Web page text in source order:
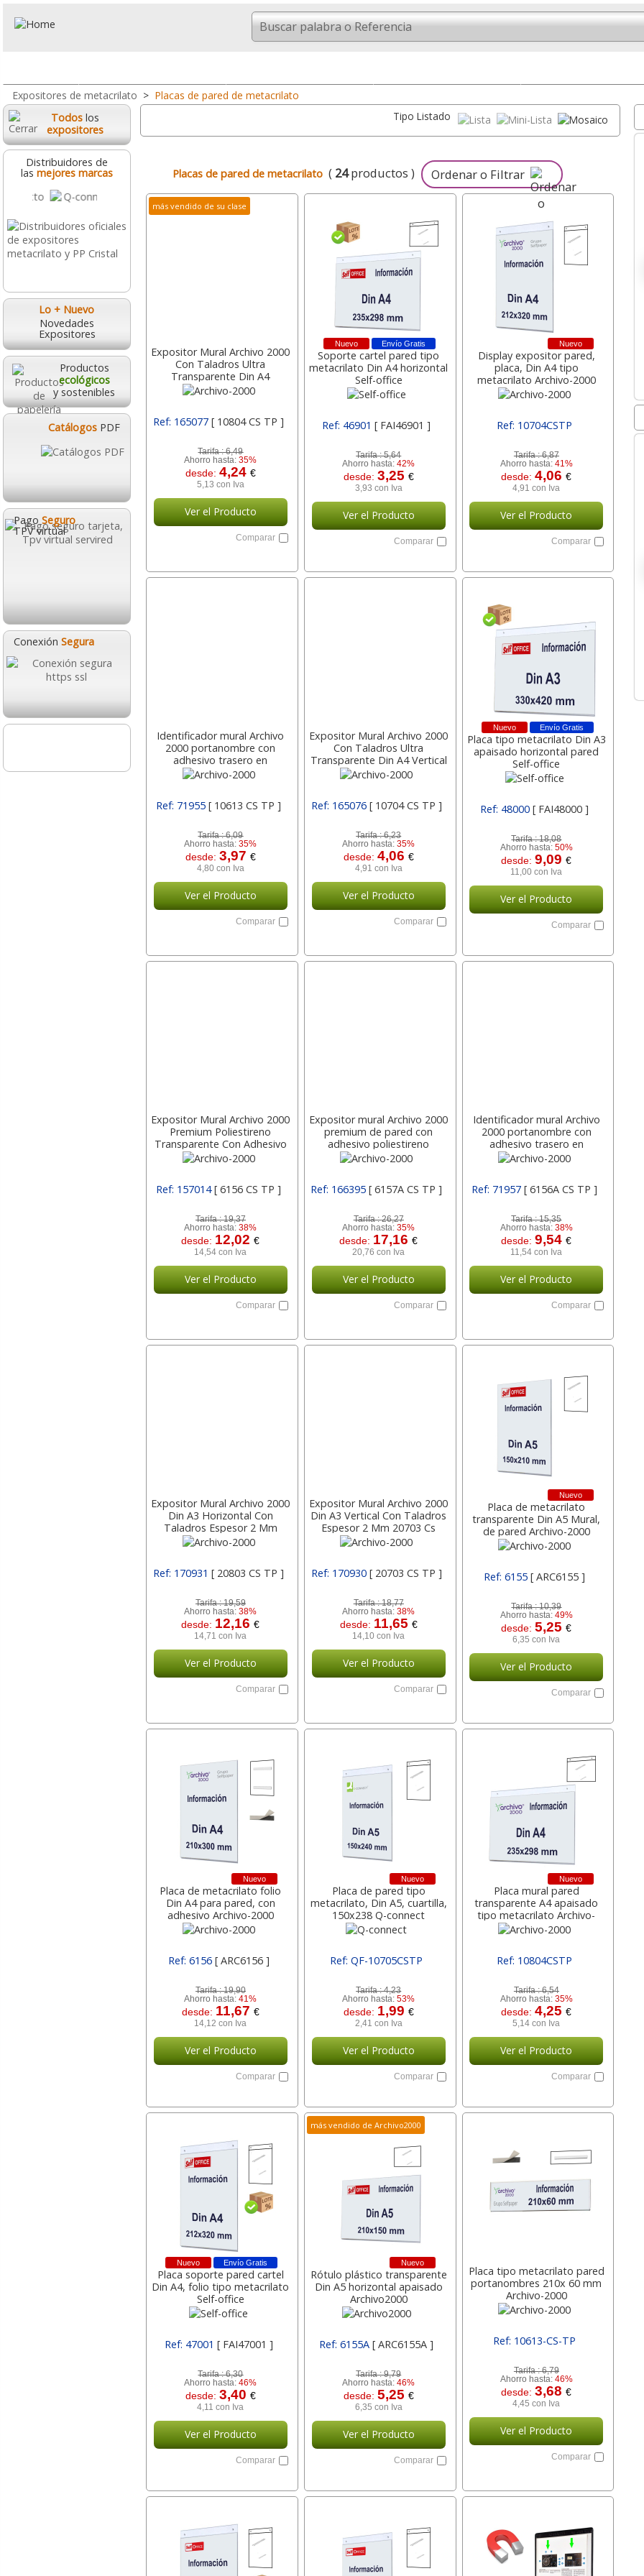
Expositores de metacrilato > Placas de pared de metacrilato
Todos los
expositores
Distribuidores de
las mejores marcas
Lo + Nuevo
Novedades
Expositores
Productos
ecológicos
y sostenibles
Catálogos PDF
Pago Seguro
TPV virtual
Conexión Segura
Tipo Listado
Placas de pared de metacrilato ( 24productos ) Ordenar o Filtrar
más vendido de su clase
Expositor Mural Archivo 2000
Con Taladros Ultra
Transparente Din A4
Horizontal 300x235 10804 Cs
Ref: 165077[ 10804 CS TP ]
Tarifa :6,49
Ahorro hasta:35%
desde: 4,24 €
5,13 con Iva
Ver el Producto
Comparar
Envío Gratis
Nuevo
Soporte cartel pared tipo
metacrilato Din A4 horizontal
Self-office
Ref: 46901[ FAI46901 ]
Tarifa :5,64
Ahorro hasta:42%
desde: 3,25 €
3,93 con Iva
Ver el Producto
Comparar
Nuevo
Display expositor pared,
placa, Din A4 tipo
metacrilato Archivo-2000
Ref: 10704CSTP
Tarifa :6,87
Ahorro hasta: 41%
desde:4,06€
4,91 con Iva
Ver el Producto
Comparar
Identificador mural Archivo
2000 portanombre con
adhesivo trasero en
poliestireno transparente
Ref: 71955[ 10613 CS TP ]
Tarifa :6,09
Ahorro hasta:35%
desde: 3,97 €
4,80 con Iva
Ver el Producto
Comparar
Expositor Mural Archivo 2000
Con Taladros Ultra
Transparente Din A4 Vertical
210x320 10704 Cs Archivo-
Ref: 165076 [ 10704 CS TP ]
Tarifa :6,23
Ahorro hasta:35%
desde: 4,06 €
4,91 con Iva
Ver el Producto
Comparar
Envío Gratis
Nuevo
Placa tipo metacrilato Din A3
apaisado horizontal pared
Self-office
Ref: 48000[ FAI48000 ]
Tarifa :18,08
Ahorro hasta: 50%
desde:9,09€
11,00 con Iva
Ver el Producto
Comparar
Expositor Mural Archivo 2000
Premium Poliestireno
Transparente Con Adhesivo
Din A4 Vertical 6156 Cs
Ref: 157014[ 6156 CS TP ]
Tarifa :19,37
Ahorro hasta:38%
desde: 12,02€
14,54 con Iva
Ver el Producto
Comparar
Expositor mural Archivo 2000
premium de pared con
adhesivo poliestireno
transparente Din 6157A CS
Ref: 166395[ 6157A CS TP ]
Tarifa :26,27
Ahorro hasta:35%
desde: 17,16€
20,76 con Iva
Ver el Producto
Comparar
Identificador mural Archivo
2000 portanombre con
adhesivo trasero en
poliestireno transparente
Ref: 71957[ 6156A CS TP ]
Tarifa :15,35
Ahorro hasta: 38%
desde:9,54€
11,54 con Iva
Ver el Producto
Comparar
Expositor Mural Archivo 2000
Din A3 Horizontal Con
Taladros Espesor 2 Mm
20803 Cs Archivo-2000
Ref: 170931[ 20803 CS TP ]
Tarifa :19,59
Ahorro hasta:38%
desde: 12,16€
14,71 con Iva
Ver el Producto
Comparar
Expositor Mural Archivo 2000
Din A3 Vertical Con Taladros
Espesor 2 Mm 20703 Cs
Archivo-2000
Ref: 170930 [ 20703 CS TP ]
Tarifa :18,77
Ahorro hasta:38%
desde: 11,65 €
14,10 con Iva
Ver el Producto
Comparar
Nuevo
Placa de metacrilato
transparente Din A5 Mural,
de pared Archivo-2000
Ref: 6155[ ARC6155 ]
Tarifa :10,39
Ahorro hasta: 49%
desde:5,25€
6,35 con Iva
Ver el Producto
Comparar
Nuevo
Placa de metacrilato folio
Din A4 para pared, con
adhesivo Archivo-2000
Ref: 6156 [ ARC6156 ]
Tarifa :19,90
Ahorro hasta:41%
desde: 11,67 €
14,12 con Iva
Ver el Producto
Comparar
Nuevo
Placa de pared tipo
metacrilato, Din A5, cuartilla,
150x238 Q-connect
Ref: QF-10705CSTP
Tarifa :4,23
Ahorro hasta:53%
desde: 1,99 €
2,41 con Iva
Ver el Producto
Comparar
Nuevo
Placa mural pared
transparente A4 apaisado
tipo metacrilato Archivo-
2000
Ref: 10804CSTP
Tarifa :6,54
Ahorro hasta: 35%
desde:4,25€
5,14 con Iva
Ver el Producto
Comparar
Envío Gratis
Nuevo
Placa soporte pared cartel
Din A4, folio tipo metacrilato
Self-office
Ref: 47001 [ FAI47001 ]
Tarifa :6,30
Ahorro hasta:46%
desde: 3,40 €
4,11 con Iva
Ver el Producto
Comparar
más vendido de Archivo2000
Nuevo
Rótulo plástico transparente
Din A5 horizontal apaisado
Archivo2000
Ref: 6155A[ ARC6155A ]
Tarifa :9,79
Ahorro hasta:46%
desde: 5,25 €
6,35 con Iva
Ver el Producto
Comparar
Placa tipo metacrilato pared
portanombres 210x 60 mm
Archivo-2000
Ref: 10613-CS-TP
Tarifa :6,79
Ahorro hasta: 46%
desde:3,68€
4,45 con Iva
Ver el Producto
Comparar